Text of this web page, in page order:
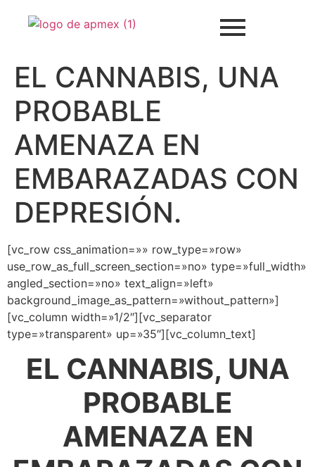
EL CANNABIS, UNA
PROBABLE
AMENAZA EN
EMBARAZADAS CON
DEPRESIÓN.
[vc_row css_animation=»» row_type=»row»
use_row_as_full_screen_section=»no» type=»full_width»
angled_section=»no» text_align=»left»
background_image_as_pattern=»without_pattern»]
[vc_column width=»1/2″][vc_separator
type=»transparent» up=»35″][vc_column_text]
EL CANNABIS, UNA
PROBABLE
AMENAZA EN